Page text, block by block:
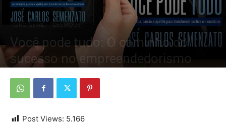
GIRO GERAL DESTAQUE
Você pode tudo: O caminho do
sucesso no empreendedorismo
Post Views: 5.166